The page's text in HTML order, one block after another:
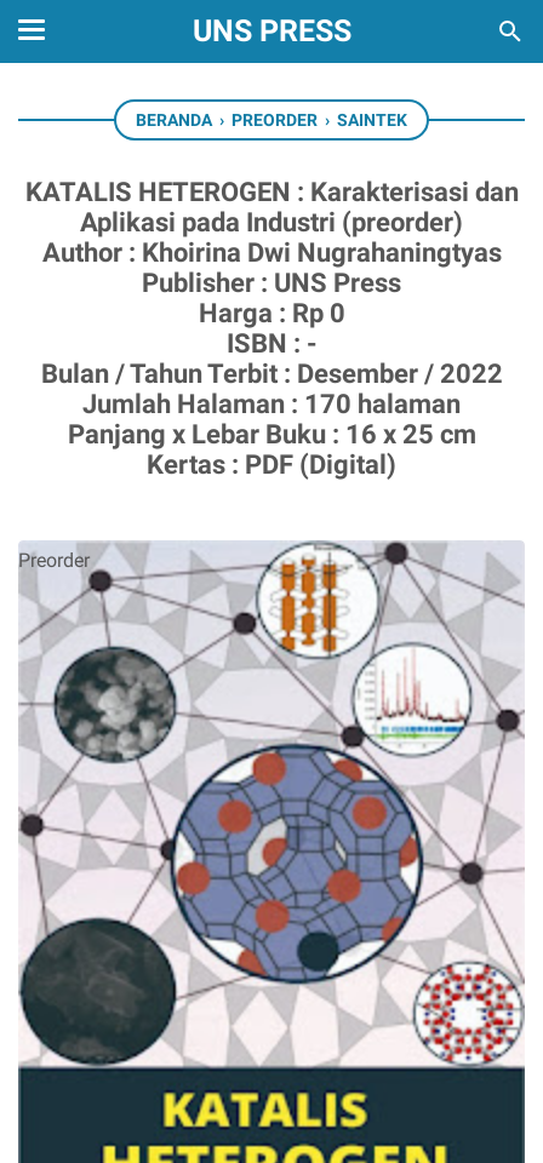
UNS PRESS
BERANDA › PREORDER › SAINTEK
KATALIS HETEROGEN : Karakterisasi dan
Aplikasi pada Industri (preorder)
Author : Khoirina Dwi Nugrahaningtyas
Publisher : UNS Press
Harga : Rp 0
ISBN : -
Bulan / Tahun Terbit : Desember / 2022
Jumlah Halaman : 170 halaman
Panjang x Lebar Buku : 16 x 25 cm
Kertas : PDF (Digital)
Preorder